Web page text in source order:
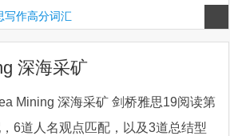
写作高分词汇
more
深海采矿
Mining 深海采矿 剑桥雅思19阅读第
6道人名观点匹配，以及3道总结型